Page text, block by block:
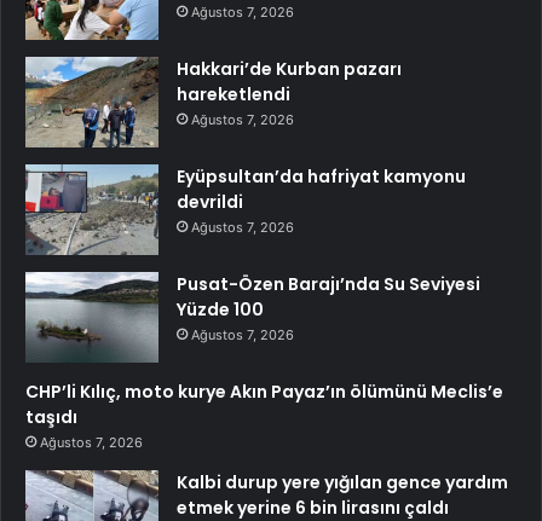
Ağustos 7, 2026
Hakkari’de Kurban pazarı
hareketlendi
Ağustos 7, 2026
Eyüpsultan’da hafriyat kamyonu
devrildi
Ağustos 7, 2026
Pusat-Özen Barajı’nda Su Seviyesi
Yüzde 100
Ağustos 7, 2026
CHP’li Kılıç, moto kurye Akın Payaz’ın ölümünü Meclis’e
taşıdı
Ağustos 7, 2026
Kalbi durup yere yığılan gence yardım
etmek yerine 6 bin lirasını çaldı